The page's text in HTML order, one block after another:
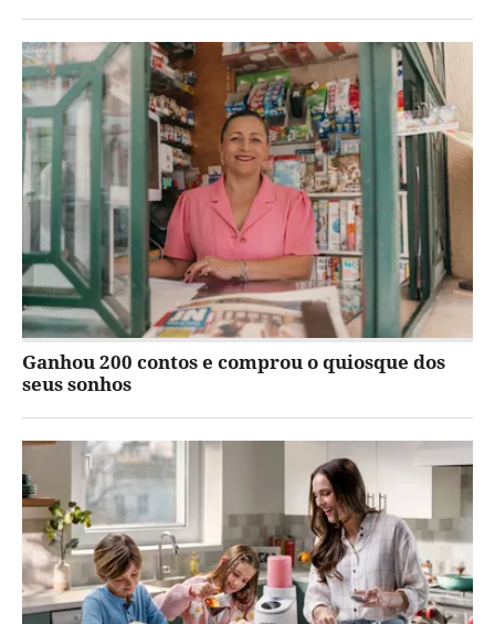
Ganhou 200 contos e comprou o quiosque dos
seus sonhos